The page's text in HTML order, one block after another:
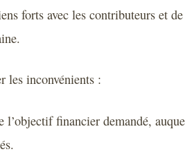
forts avec les contributeurs et
les inconvénients :
l’objectif financier demandé,